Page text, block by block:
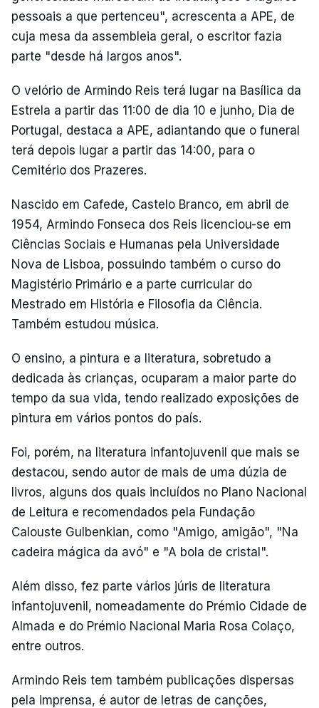
pessoais a que pertenceu", acrescenta a APE, de
cuja mesa da assembleia geral, o escritor fazia
parte "desde há largos anos".
O velório de Armindo Reis terá lugar na Basílica da
Estrela a partir das 11:00 de dia 10 e junho, Dia de
Portugal, destaca a APE, adiantando que o funeral
terá depois lugar a partir das 14:00, para o
Cemitério dos Prazeres.
Nascido em Cafede, Castelo Branco, em abril de
1954, Armindo Fonseca dos Reis licenciou-se em
Ciências Sociais e Humanas pela Universidade
Nova de Lisboa, possuindo também o curso do
Magistério Primário e a parte curricular do
Mestrado em História e Filosofia da Ciência.
Também estudou música.
O ensino, a pintura e a literatura, sobretudo a
dedicada às crianças, ocuparam a maior parte do
tempo da sua vida, tendo realizado exposições de
pintura em vários pontos do país.
Foi, porém, na literatura infantojuvenil que mais se
destacou, sendo autor de mais de uma dúzia de
livros, alguns dos quais incluídos no Plano Nacional
de Leitura e recomendados pela Fundação
Calouste Gulbenkian, como "Amigo, amigão", "Na
cadeira mágica da avó" e "A bola de cristal".
Além disso, fez parte vários júris de literatura
infantojuvenil, nomeadamente do Prémio Cidade de
Almada e do Prémio Nacional Maria Rosa Colaço,
entre outros.
Armindo Reis tem também publicações dispersas
pela imprensa, é autor de letras de canções,